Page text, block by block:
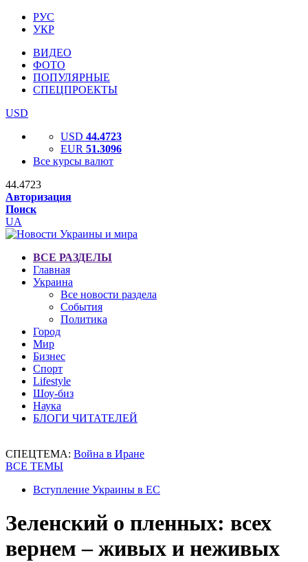
РУС
УКР
ВИДЕО
ФОТО
ПОПУЛЯРНЫЕ
СПЕЦПРОЕКТЫ
USD
USD 44.4723
EUR 51.3096
Все курсы валют
44.4723
Авторизация
Поиск
UA
ВСЕ РАЗДЕЛЫ
Главная
Украина
Все новости раздела
События
Политика
Город
Мир
Бизнес
Спорт
Lifestyle
Шоу-биз
Наука
БЛОГИ ЧИТАТЕЛЕЙ
СПЕЦТЕМА: Война в Иране
ВСЕ ТЕМЫ
Вступление Украины в ЕС
Зеленский о пленных: всех
вернем – живых и неживых